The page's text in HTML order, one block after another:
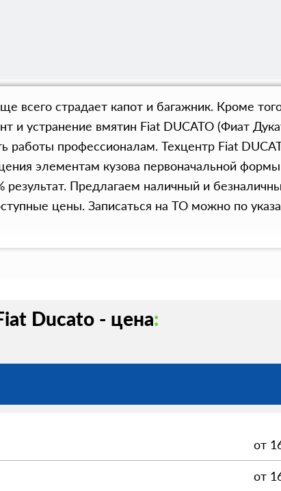
всего страдает капот и багажник. Кроме
и устранение вмятин Fiat DUCATO (Фиат
работы профессионалам. Техцентр Fiat
элементам кузова первоначальной
Предлагаем наличный и
цены. Записаться на ТО можно по
Ducato - цена:
от
от